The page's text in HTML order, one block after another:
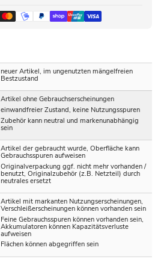
neuer Artikel, im ungenutzten mängelfreien
Bestzustand
Artikel ohne Gebrauchserscheinungen
einwandfreier Zustand, keine Nutzungsspuren
Zubehör kann neutral und markenunabhängig
sein
Artikel der gebraucht wurde, Oberfläche kann
Gebrauchsspuren aufweisen
Originalverpackung ggf. nicht mehr vorhanden /
benutzt, Originalzubehör (z.B. Netzteil) durch
neutrales ersetzt
Artikel mit markanten Nutzungserscheinungen,
Verschleißerscheinungen können vorhanden sein
Feine Gebrauchsspuren können vorhanden sein,
Akkumulatoren können Kapazitätsverluste
aufweisen
Flächen können abgegriffen sein